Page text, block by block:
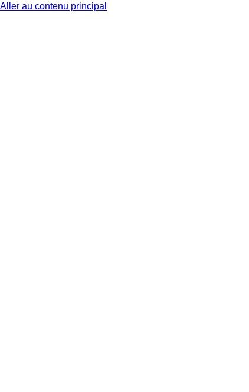
Aller au contenu principal